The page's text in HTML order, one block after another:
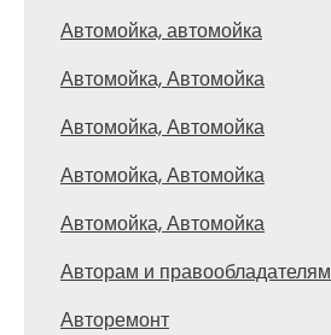
Автомойка, автомойка
Автомойка, Автомойка
Автомойка, Автомойка
Автомойка, Автомойка
Автомойка, Автомойка
Авторам и правообладателям
Авторемонт